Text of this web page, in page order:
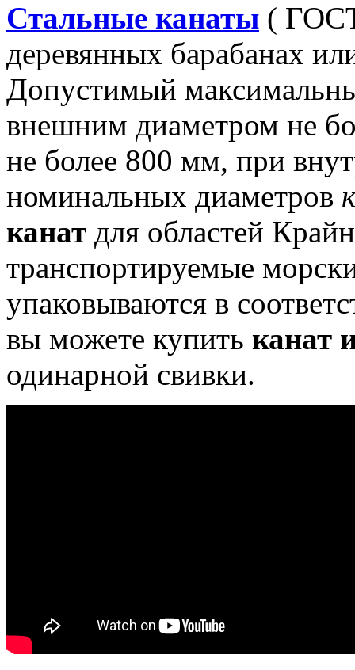
Стальные канаты (
деревянных барабанах
Допустимый
внешним диаметром не
не более 800 мм, при
номинальных диаметров
канат для областей
транспортируемые
упаковываются в
вы можете купить канат
одинарной свивки.